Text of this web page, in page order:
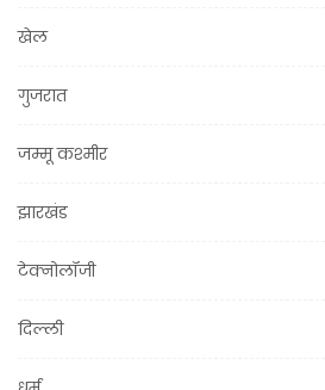
खेल
गुजरात
जम्मू कश्मीर
झारखंड
टेक्नोलॉजी
दिल्ली